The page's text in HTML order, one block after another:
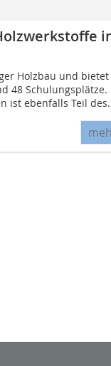
Holzbau und bietet
48 Schulungsplätze.
ist ebenfalls Teil